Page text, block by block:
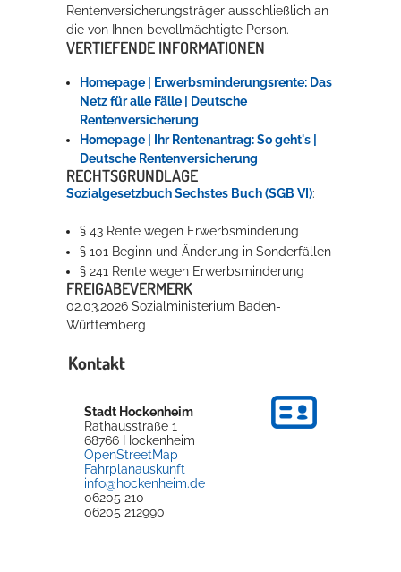
Rentenversicherungsträger ausschließlich an
die von Ihnen bevollmächtigte Person.
VERTIEFENDE INFORMATIONEN
Homepage | Erwerbsminderungs­rente: Das
Netz für alle Fälle | Deutsche
Rentenversicherung
Homepage | Ihr Rentenantrag: So geht's |
Deutsche Rentenversicherung
RECHTSGRUNDLAGE
SozialgesetzbuchSechstes Buch(SGB VI):
§ 43 Rente wegen Erwerbsminderung
§ 101 Beginn und Änderung in Sonderfällen
§ 241 Rente wegen Erwerbsminderung
FREIGABEVERMERK
02.03.2026 Sozialministerium Baden-
Württemberg
Kontakt
Stadt Hockenheim
Rathausstraße 1
68766 Hockenheim
OpenStreetMap
Fahrplanauskunft
info@hockenheim.de
06205 210
06205 212990